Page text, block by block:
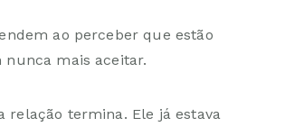
ao perceber que estão
nunca mais aceitar.
relação termina. Ele já estava